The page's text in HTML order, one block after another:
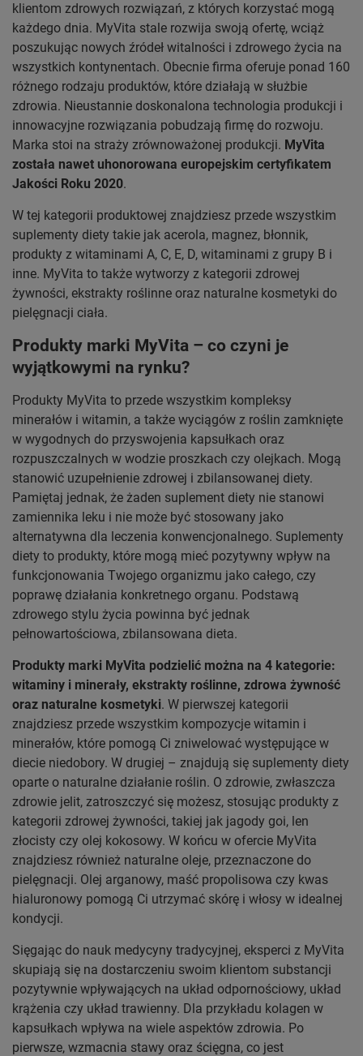
klientom zdrowych rozwiązań, z których korzystać mogą
każdego dnia. MyVita stale rozwija swoją ofertę, wciąż
poszukując nowych źródeł witalności i zdrowego życia na
wszystkich kontynentach. Obecnie firma oferuje ponad 160
różnego rodzaju produktów, które działają w służbie
zdrowia. Nieustannie doskonalona technologia produkcji i
innowacyjne rozwiązania pobudzają firmę do rozwoju.
Marka stoi na straży zrównoważonej produkcji. MyVita
została nawet uhonorowana europejskim certyfikatem
Jakości Roku 2020.
W tej kategorii produktowej znajdziesz przede wszystkim
suplementy diety takie jak acerola, magnez, błonnik,
produkty z witaminami A, C, E, D, witaminami z grupy B i
inne. MyVita to także wytworzy z kategorii zdrowej
żywności, ekstrakty roślinne oraz naturalne kosmetyki do
pielęgnacji ciała.
Produkty marki MyVita – co czyni je
wyjątkowymi na rynku?
Produkty MyVita to przede wszystkim kompleksy
minerałów i witamin, a także wyciągów z roślin zamknięte
w wygodnych do przyswojenia kapsułkach oraz
rozpuszczalnych w wodzie proszkach czy olejkach. Mogą
stanowić uzupełnienie zdrowej i zbilansowanej diety.
Pamiętaj jednak, że żaden suplement diety nie stanowi
zamiennika leku i nie może być stosowany jako
alternatywna dla leczenia konwencjonalnego. Suplementy
diety to produkty, które mogą mieć pozytywny wpływ na
funkcjonowania Twojego organizmu jako całego, czy
poprawę działania konkretnego organu. Podstawą
zdrowego stylu życia powinna być jednak
pełnowartościowa, zbilansowana dieta.
Produkty marki MyVita podzielić można na 4 kategorie:
witaminy i minerały, ekstrakty roślinne, zdrowa żywność
oraz naturalne kosmetyki. W pierwszej kategorii
znajdziesz przede wszystkim kompozycje witamin i
minerałów, które pomogą Ci zniwelować występujące w
diecie niedobory. W drugiej – znajdują się suplementy diety
oparte o naturalne działanie roślin. O zdrowie, zwłaszcza
zdrowie jelit, zatroszczyć się możesz, stosując produkty z
kategorii zdrowej żywności, takiej jak jagody goi, len
złocisty czy olej kokosowy. W końcu w ofercie MyVita
znajdziesz również naturalne oleje, przeznaczone do
pielęgnacji. Olej arganowy, maść propolisowa czy kwas
hialuronowy pomogą Ci utrzymać skórę i włosy w idealnej
kondycji.
Sięgając do nauk medycyny tradycyjnej, eksperci z MyVita
skupiają się na dostarczeniu swoim klientom substancji
pozytywnie wpływających na układ odpornościowy, układ
krążenia czy układ trawienny. Dla przykładu kolagen w
kapsułkach wpływa na wiele aspektów zdrowia. Po
pierwsze, wzmacnia stawy oraz ścięgna, co jest